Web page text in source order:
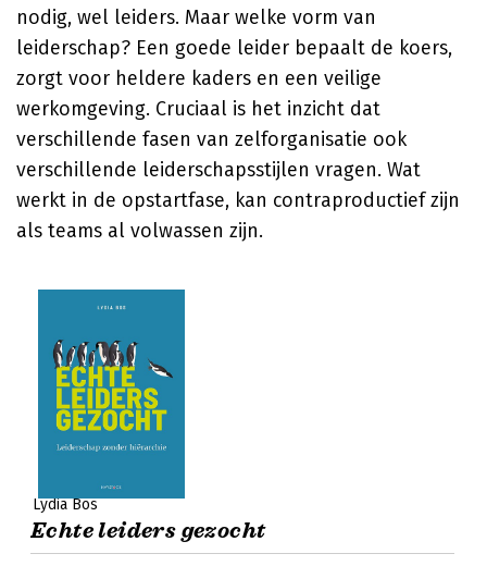
nodig, wel leiders. Maar welke vorm van
leiderschap? Een goede leider bepaalt de koers,
zorgt voor heldere kaders en een veilige
werkomgeving. Cruciaal is het inzicht dat
verschillende fasen van zelforganisatie ook
verschillende leiderschapsstijlen vragen. Wat
werkt in de opstartfase, kan contraproductief zijn
als teams al volwassen zijn.
Lydia Bos
Echte leiders gezocht